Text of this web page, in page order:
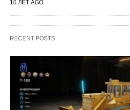
10 ЛЕТ AGO
RECENT POSTS